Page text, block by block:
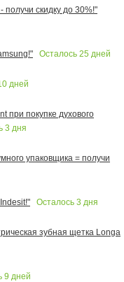
получи скидку до 30%!"
Осталось 25 дней
дней
при покупке духового
3 дня
упаковщика = получи
Осталось 3 дня
зубная щетка Longa
9 дней